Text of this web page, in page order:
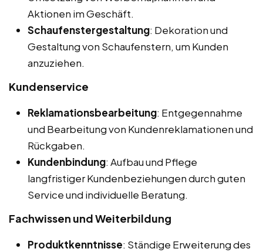
Aktionen im Geschäft.
Schaufenstergestaltung: Dekoration und
Gestaltung von Schaufenstern, um Kunden
anzuziehen.
Kundenservice
Reklamationsbearbeitung: Entgegennahme
und Bearbeitung von Kundenreklamationen und
Rückgaben.
Kundenbindung: Aufbau und Pflege
langfristiger Kundenbeziehungen durch guten
Service und individuelle Beratung.
Fachwissen und Weiterbildung
Produktkenntnisse: Ständige Erweiterung des